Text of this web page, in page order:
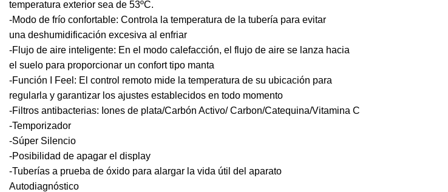
temperatura exterior sea de 53ºC.
-Modo de frío confortable: Controla la temperatura de la tubería para evitar
una deshumidificación excesiva al enfriar
-Flujo de aire inteligente: En el modo calefacción, el flujo de aire se lanza hacia
el suelo para proporcionar un confort tipo manta
-Función I Feel: El control remoto mide la temperatura de su ubicación para
regularla y garantizar los ajustes establecidos en todo momento
-Filtros antibacterias: Iones de plata/Carbón Activo/ Carbon/Catequina/Vitamina C
-Temporizador
-Súper Silencio
-Posibilidad de apagar el display
-Tuberías a prueba de óxido para alargar la vida útil del aparato
Autodiagnóstico